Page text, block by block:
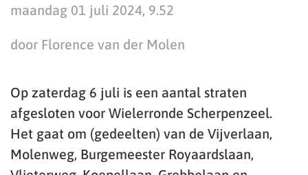
maandag 01 juli 2024, 9.52
door Florence van der Molen
Op zaterdag 6 juli is een aantal straten
afgesloten voor Wielerronde Scherpenzeel.
Het gaat om (gedeelten) van de Vijverlaan,
Molenweg, Burgemeester Royaardslaan,